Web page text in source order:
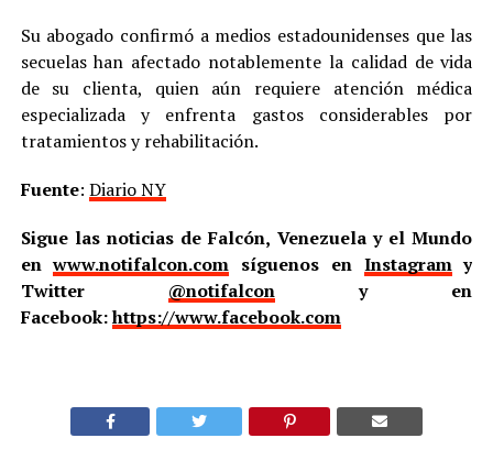
Su abogado confirmó a medios estadounidenses que las
secuelas han afectado notablemente la calidad de vida
de su clienta, quien aún requiere atención médica
especializada y enfrenta gastos considerables por
tratamientos y rehabilitación.
Fuente: Diario NY
Sigue las noticias de Falcón, Venezuela y el Mundo
enwww.notifalcon.com síguenos en Instagramy
Twitter @notifalcony en
Facebook:https://www.facebook.com